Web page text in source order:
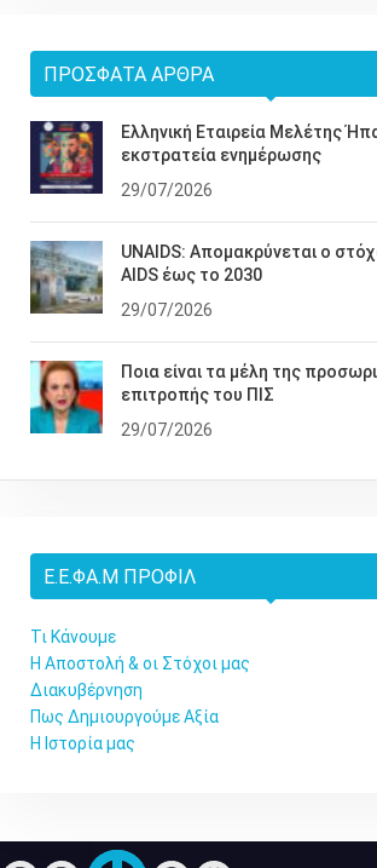
ΠΡΌΣΦΑΤΑ ΆΡΘΡΑ
Ελληνική Εταιρεία Μελέτης
εκστρατεία ενημέρωσης
29/07/2026
UNAIDS: Απομακρύνεται ο
AIDS έως το 2030
29/07/2026
Ποια είναι τα μέλη της
επιτροπής του ΠΙΣ
29/07/2026
Ε.Ε.ΦΑ.Μ ΠΡΟΦΊΛ
Τι Κάνουμε
Η Αποστολή & οι Στόχοι μας
Διακυβέρνηση
Πως Δημιουργούμε Αξία
Η Ιστορία μας